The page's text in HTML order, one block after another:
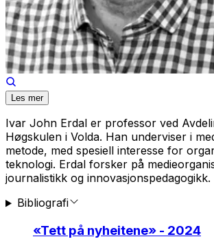
Les mer
Ivar John Erdal er professor ved
Høgskulen i Volda. Han underviser i
metode, med spesiell interesse for
teknologi. Erdal forsker på
journalistikk og innovasjonspedagogikk.
Bibliografi
«Tett på nyheitene» - 2024